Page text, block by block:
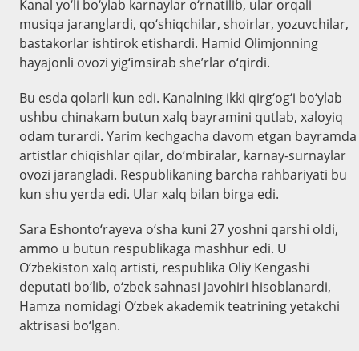
Kanal yo‘li bo‘ylab karnaylar o‘rnatilib, ular orqali
musiqa jaranglardi, qo‘shiqchilar, shoirlar, yozuvchilar,
bastakorlar ishtirok etishardi. Hamid Olimjonning
hayajonli ovozi yig‘imsirab she’rlar o‘qirdi.
Bu esda qolarli kun edi. Kanalning ikki qirg‘og‘i bo‘ylab
ushbu chinakam butun xalq bayramini qutlab, xaloyiq
odam turardi. Yarim kechgacha davom etgan bayramda
artistlar chiqishlar qilar, do‘mbiralar, karnay-surnaylar
ovozi jarangladi. Respublikaning barcha rahbariyati bu
kun shu yerda edi. Ular xalq bilan birga edi.
Sara Eshonto‘rayeva o‘sha kuni 27 yoshni qarshi oldi,
ammo u butun respublikaga mashhur edi. U
O‘zbekiston xalq artisti, respublika Oliy Kengashi
deputati bo‘lib, o‘zbek sahnasi javohiri hisoblanardi,
Hamza nomidagi O‘zbek akademik teatrining yetakchi
aktrisasi bo‘lgan.